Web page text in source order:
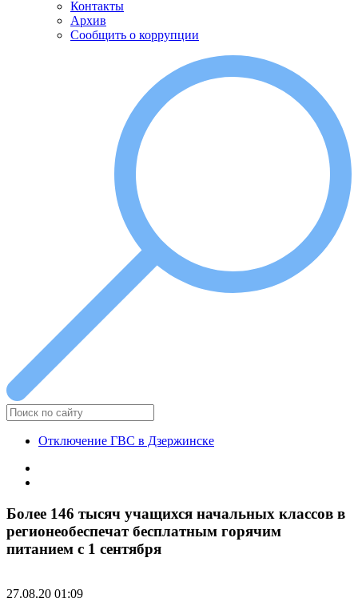
Контакты
Архив
Сообщить о коррупции
Отключение ГВС в Дзержинске
Более 146 тысяч учащихся начальных классов в
регионеобеспечат бесплатным горячим
питанием с 1 сентября
27.08.20 01:09